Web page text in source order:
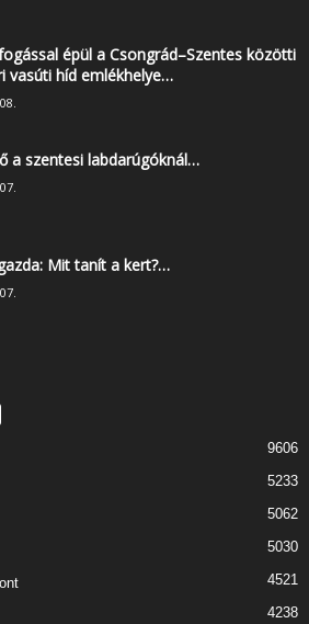
épül a Csongrád–Szentes közötti
vasúti híd emlékhelye…
a szentesi labdarúgóknál…
Mit tanít a kert?…
9606
5233
5062
5030
4521
4238